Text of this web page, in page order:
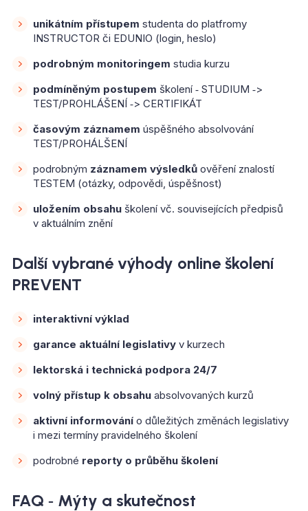
unikátním přístupem studenta do platfromy
INSTRUCTOR či EDUNIO (login, heslo)
podrobným monitoringem studia kurzu
podmíněným postupem školení ‑ STUDIUM ‑>
TEST/PROHLÁŠENÍ ‑> CERTIFIKÁT
časovým záznamem úspěšného absolvování
TEST/PROHÁLŠENÍ
podrobným záznamem výsledků ověření znalostí
TESTEM (otázky, odpovědi, úspěšnost)
uložením obsahu školení vč. souvisejících předpisů
v aktuálním znění
Další vybrané výhody online školení
PREVENT
interaktivní výklad
garance aktuální legislativy v kurzech
lektorská i technická podpora 24/7
volný přístup k obsahu absolvovaných kurzů
aktivní informování o důležitých změnách legislativy
i mezi termíny pravidelného školení
podrobné reporty o průběhu školení
FAQ ‑ Mýty a skutečnost